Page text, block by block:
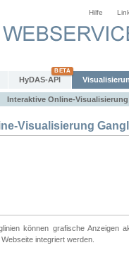
Hilfe
HyDAS-API
Interaktive Online-Visualisierung
Visualisierung
können grafische
integriert werden.